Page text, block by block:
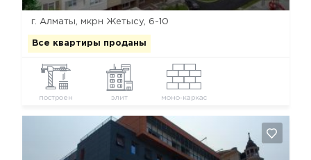
г. Алматы, мкрн Жетысу, 6-10
Все квартиры проданы
построен элит моно-каркас